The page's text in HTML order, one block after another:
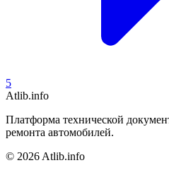
5
Atlib.info
Платформа технической
ремонта автомобилей.
© 2026 Atlib.info